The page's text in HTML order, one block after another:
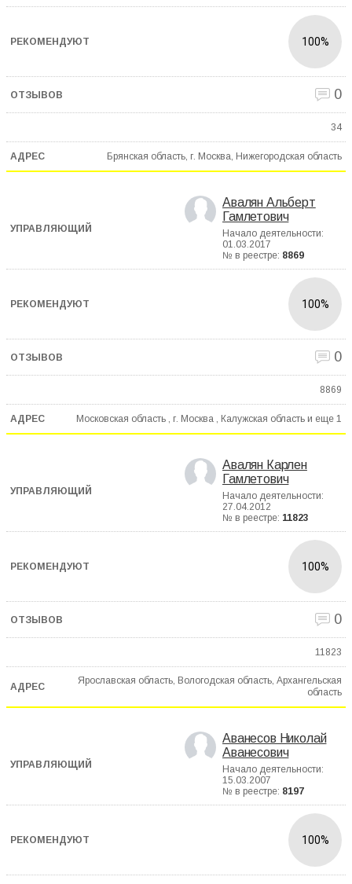
100%
0
34
Брянская область, г. Москва, Нижегородская область
Авалян Альберт
Гамлетович
Начало деятельности:
01.03.2017
№ в реестре: 8869
100%
0
8869
Московская область , г. Москва , Калужская область и еще 1
Авалян Карлен
Гамлетович
Начало деятельности:
27.04.2012
№ в реестре: 11823
100%
0
11823
Ярославская область, Вологодская область, Архангельская
область
Аванесов Николай
Аванесович
Начало деятельности:
15.03.2007
№ в реестре: 8197
100%